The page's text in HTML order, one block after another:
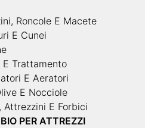
Roncole E Macete
E Cunei
Trattamento
E Aeratori
E Nocciole
Attrezzini E Forbici
PER ATTREZZI